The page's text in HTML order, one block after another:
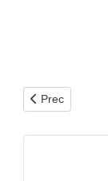
Articolo
Prec